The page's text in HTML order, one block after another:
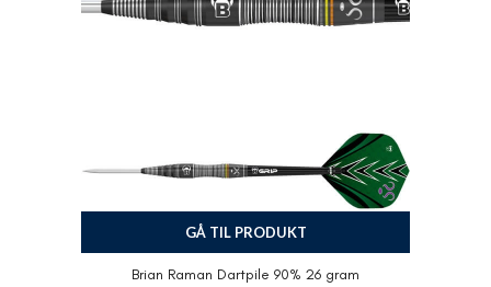
GÅ TIL PRODUKT
Brian Raman Dartpile 90% 26 gram